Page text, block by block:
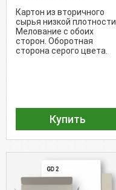
Картон из вторичного
сырья низкой плотности.
Мелование с обоих
сторон. Оборотная
сторона серого цвета.
Купить